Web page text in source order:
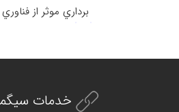
برداري موثر از
خدمات